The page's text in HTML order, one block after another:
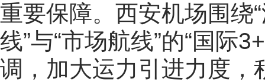
重要保障。西安机场围绕
线”与“市场航线”的“国际
调，加大运力引进力度，